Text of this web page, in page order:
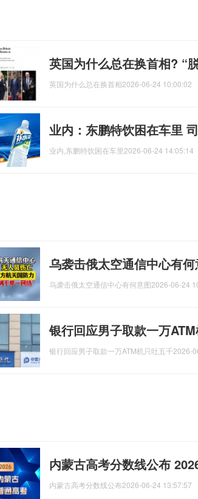
英国为什么总在换首相? “
英国为什么总在换首相2026-06-24 10:00:02
业内：东鹏特饮困在车里
业内,东鹏特饮困在车里2026-06-24 14:05:14
乌袭击俄太空通信中心有
乌袭击俄太空通信中心有何意图2026-06-24
银行回应男子取款一万
银行回应男子取款一万ATM机只吐五千2026-
内蒙古高考分数线公布
内蒙古高考分数线公布2026-06-24 13:57:57